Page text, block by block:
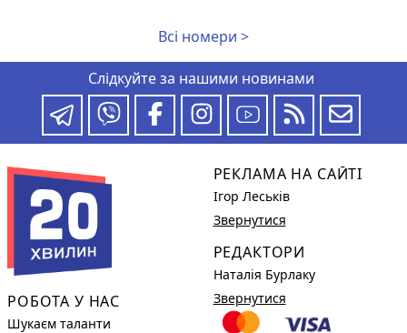
Всі номери >
Слідкуйте за нашими новинами
РОБОТА У НАС
Шукаєм таланти
РЕКЛАМА НА САЙТІ
Ігор Леськів
Звернутися
РЕДАКТОРИ
Наталія Бурлаку
Звернутися